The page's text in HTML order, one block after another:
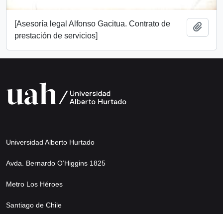
[Asesoría legal Alfonso Gacitua. Contrato de
prestación de servicios]
Universidad Alberto Hurtado
Avda. Bernardo O’Higgins 1825
Metro Los Héroes
Santiago de Chile